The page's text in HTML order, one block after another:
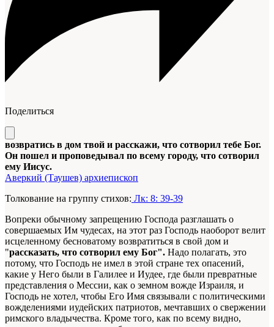
Поделиться
возвратись в дом твой и расскажи, что сотворил тебе Бог.
Он пошел и проповедывал по всему городу, что сотворил
ему Иисус.
Аверкий (Таушев) архиепископ
Толкование на группу стихов: Лк: 8: 39-39
Вопреки обычному запрещению Господа разглашать о
совершаемых Им чудесах, на этот раз Господь наоборот велит
исцеленному бесноватому возвратиться в свой дом и
"рассказать, что сотворил ему Бог". Надо полагать, это
потому, что Господь не имел в этой стране тех опасений,
какие у Него были в Галилее и Иудее, где были превратные
представления о Мессии, как о земном вожде Израиля, и
Господь не хотел, чтобы Его Имя связывали с политическими
вожделениями иудейских патриотов, мечтавших о свержении
римского владычества. Кроме того, как по всему видно,